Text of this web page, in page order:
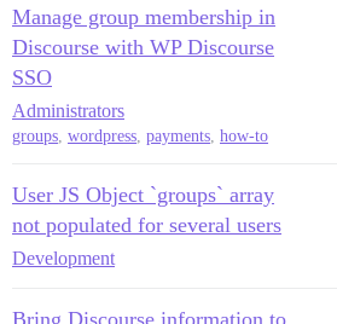
Manage group membership in
Discourse with WP Discourse
SSO
Administrators
groups, wordpress, payments, how-to
User JS Object `groups` array
not populated for several users
Development